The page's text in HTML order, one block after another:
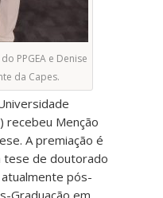
PPGEA e Denise
da Capes.
recebeu Menção
A premiação é
tese de doutorado
atualmente pós-
Graduação em